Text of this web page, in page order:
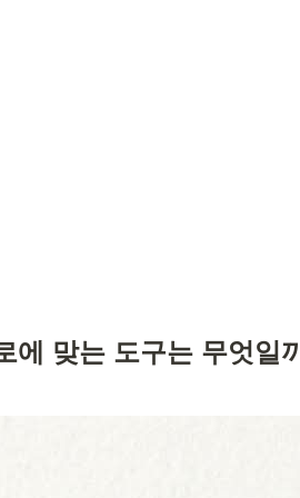
에 맞는 도구는 무엇일